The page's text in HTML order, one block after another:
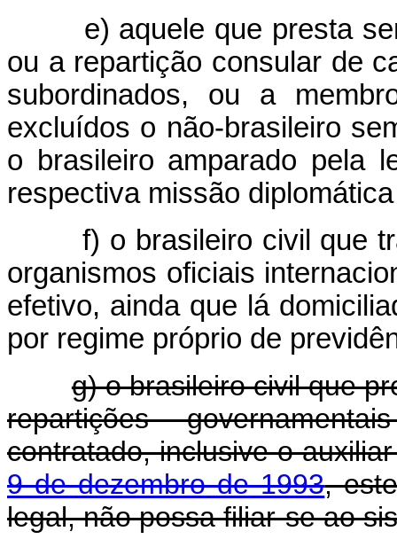
e) aquele que presta
ou a repartição consular de
subordinados, ou a
excluídos o não-brasileiro
o brasileiro amparado pela
respectiva missão
f) o brasileiro civil que
organismos oficiais
efetivo, ainda que lá
por regime próprio de
g) o brasileiro civil que
repartições
contratado, inclusive o
9 de dezembro de 1993,
legal, não possa filiar-se ao